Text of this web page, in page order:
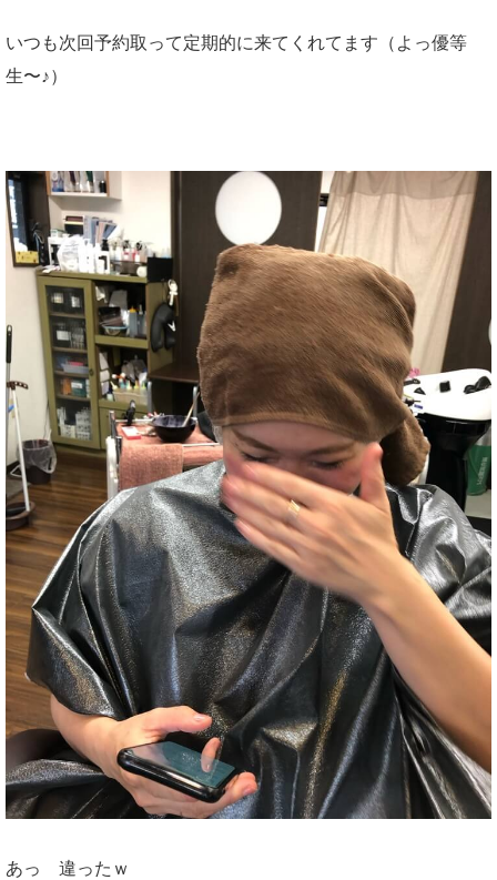
いつも次回予約取って定期的に来てくれてます（よっ優等
生〜♪）
あっ 違ったｗ